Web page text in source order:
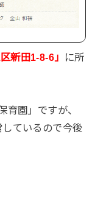
新田1-8-6」
に所
育園」ですが、
ているので今後